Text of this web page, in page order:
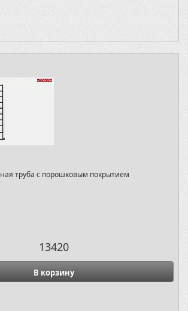
труба с порошковым покрытием
13420
В корзину